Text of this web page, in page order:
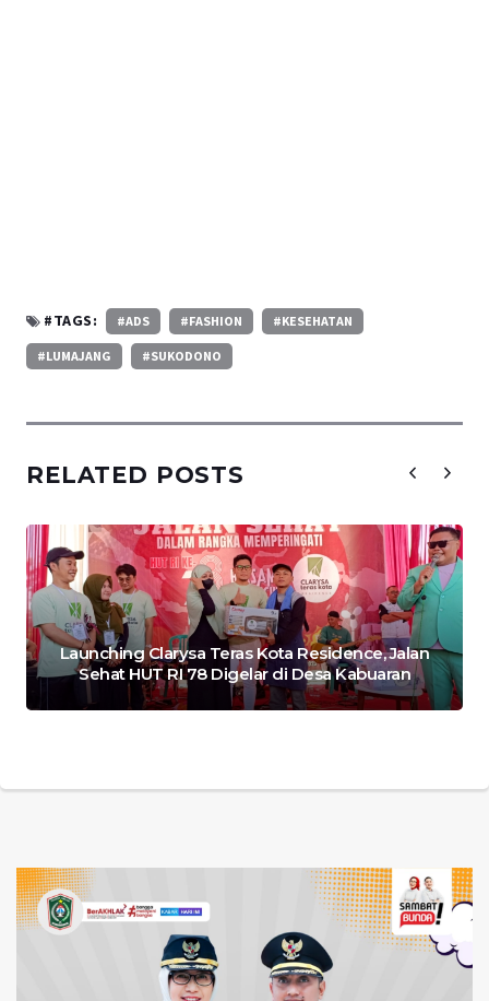
#TAGS: #ADS #FASHION #KESEHATAN
#LUMAJANG #SUKODONO
RELATED POSTS
Launching Clarysa Teras Kota Residence, Jalan
Sehat HUT RI 78 Digelar di Desa Kabuaran